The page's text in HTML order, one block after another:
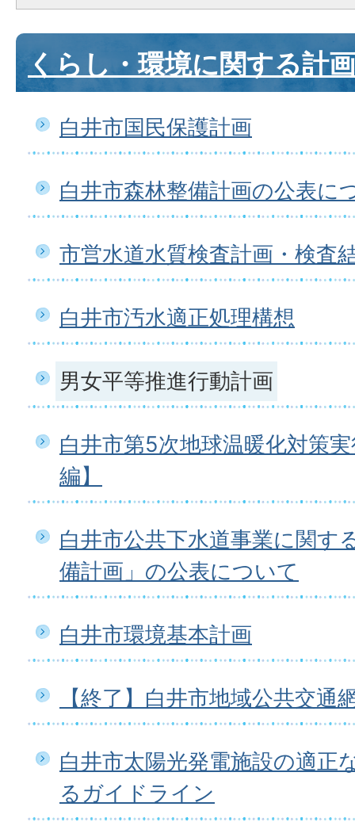
くらし・環境に関する計画
白井市国民保護計画
白井市森林整備計画の公表に
市営水道水質検査計画・検査
白井市汚水適正処理構想
男女平等推進行動計画
白井市第5次地球温暖化対策
編】
白井市公共下水道事業に関す
備計画」の公表について
白井市環境基本計画
【終了】白井市地域公共交通
白井市太陽光発電施設の適正
るガイドライン